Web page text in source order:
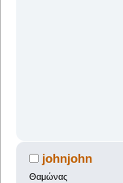
johnjohn
Θαμώνας